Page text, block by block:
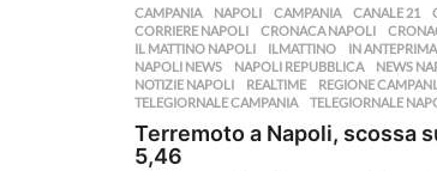
i
a
g
o
CAMPANIA ,NAPOLI CAMPANIA ,CANALE 21 ,
CORRIERE NAPOLI
,CRONACA NAPOLI ,
IL MATTINO NAPOLI
,ILMATTINO ,IN ANTEPRIMA
NAPOLI NEWS
,NAPOLI REPUBBLICA ,NEWS
NOTIZIE NAPOLI
,REALTIME ,REGIONE
TELEGIORNALE CAMPANIA
,TELEGIORNALE
Terremoto a Napoli, scossa
5,46